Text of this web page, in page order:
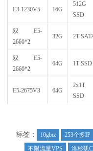
E3-1230V5 16G
512G
SSD
双E5-
2660*2
32G 2T
双E5-
2660*2
64G 1T SSD
E5-2675V3 64G
2x1T
SSD
标签： 10gbiz 253个多IP
不限流量VPS
洛杉矶